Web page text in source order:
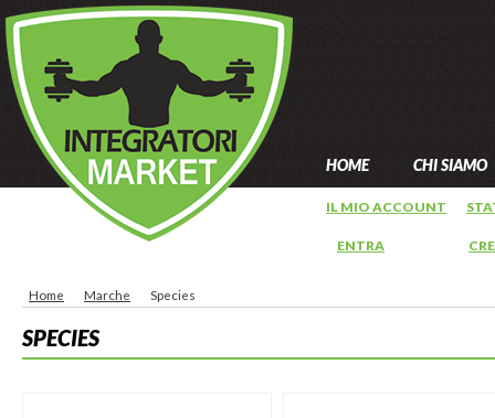
HOME CHI SIAMO
IL MIO ACCOUNT
ENTRA
Home Marche Species
SPECIES